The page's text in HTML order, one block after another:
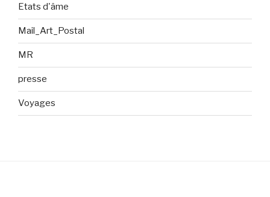
Etats d'âme
Mail_Art_Postal
MR
presse
Voyages